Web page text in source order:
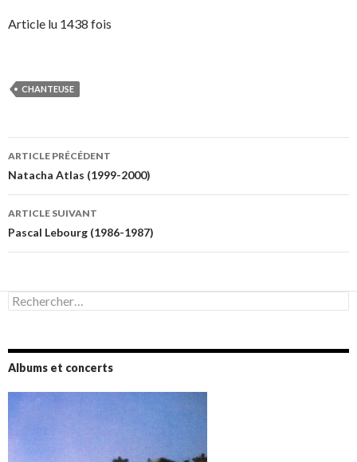
Article lu 1438 fois
CHANTEUSE
Navigation
des
articles
ARTICLE PRÉCÉDENT
Natacha Atlas (1999-2000)
ARTICLE SUIVANT
Pascal Lebourg (1986-1987)
Rechercher :
Albums et concerts